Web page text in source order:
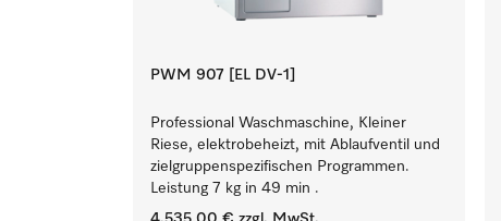
PWM 907 [EL DV-1]
Professional Waschmaschine, Kleiner
Riese, elektrobeheizt, mit Ablaufventil und
zielgruppenspezifischen Programmen.
Leistung 7 kg in 49 min .